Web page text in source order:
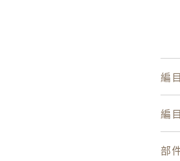
編
編
部